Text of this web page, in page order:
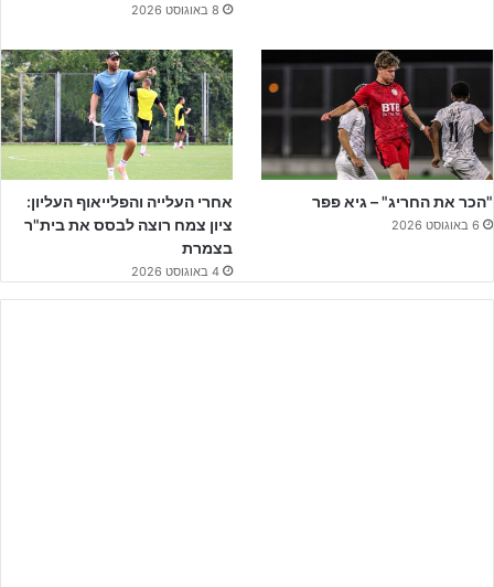
משחק הגמר ייערך ביום שלישי ה-
26/4באצטדיון המושבה.
8 באוגוסט 2026
"הכר את החריג" – גיא פפר
6 באוגוסט 2026
אחרי העלייה והפלייאוף העליון:
ציון צמח רוצה לבסס את בית"ר
בצמרת
4 באוגוסט 2026